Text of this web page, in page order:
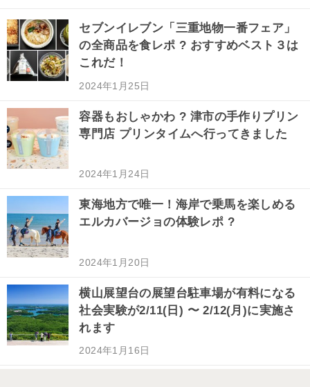
セブンイレブン「三重地物一番フェア」
の全商品を食レポ ? おすすめベスト３は
これだ！
2024年1月25日
容器もおしゃかわ ? 津市の手作りプリン
専門店 プリンタイムへ行ってきました
2024年1月24日
東海地方で唯一！海岸で乗馬を楽しめる
エルカバージョの体験レポ ?
2024年1月20日
横山展望台の展望台駐車場が有料になる
社会実験が2/11(日) 〜 2/12(月)に実施さ
れます
2024年1月16日